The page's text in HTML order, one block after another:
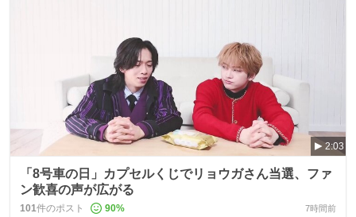
2:03
「8号車の日」カプセルくじでリョウガさん当選、ファ
ン歓喜の声が広がる
101件のポスト 90% 7時間前